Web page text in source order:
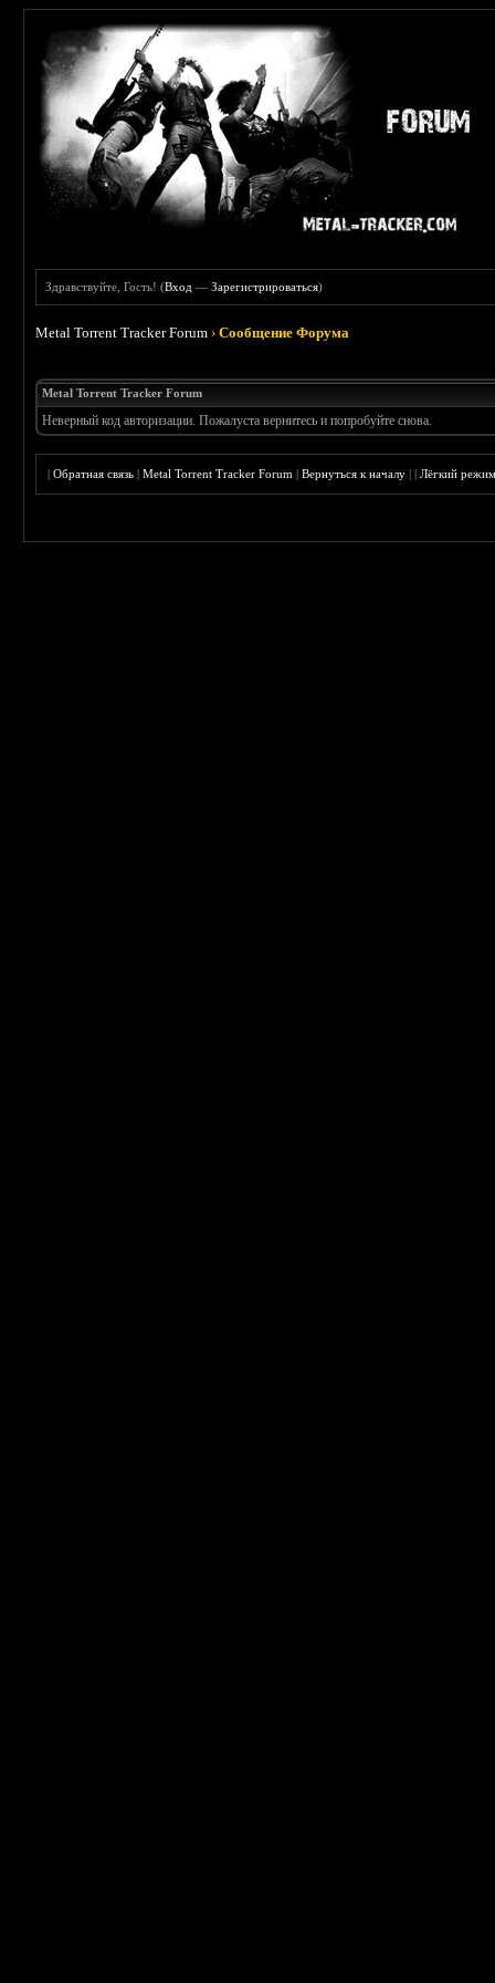
Здравствуйте, Гость! (Вход —Зарегистрироваться)
Metal Torrent Tracker Forum ›Сообщение Форума
Metal Torrent Tracker Forum
Неверный код авторизации. Пожалуста вернитесь и попробуйте снова.
|Обратная связь |Metal Torrent Tracker Forum |Вернуться к началу ||Лёгкий